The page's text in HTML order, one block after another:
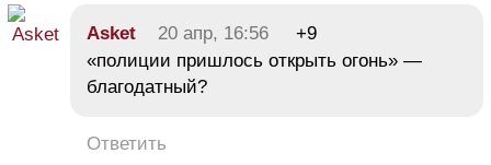
Asket 20 апр, 16:56
+9
«полиции пришлось открыть огонь» —
благодатный?
Ответить